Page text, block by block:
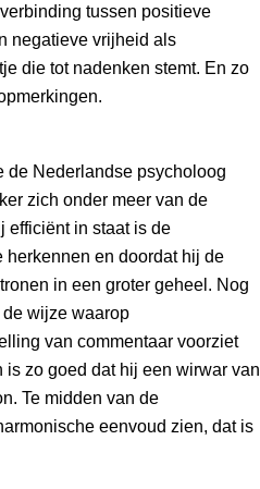
tussen positieve
negatieve vrijheid als
die tot nadenken stemt. En zo
de Nederlandse psycholoog
zich onder meer van de
efficiënt in staat is de
en doordat hij de
in een groter geheel. Nog
wijze waarop
van commentaar voorziet
zo goed dat hij een wirwar van
Te midden van de
eenvoud zien, dat is